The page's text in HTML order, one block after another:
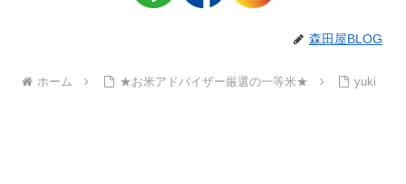
森田屋BLOG
ホーム ★お米アドバイザー厳選の一等米★ yuki